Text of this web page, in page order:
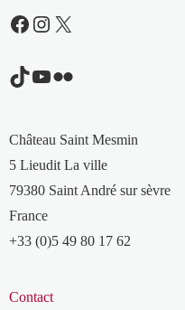
Facebook
Instagram
X
TikTok
YouTube
Flickr
Château Saint Mesmin
5 Lieudit La ville
79380 Saint André sur sèvre
France
+33 (0)5 49 80 17 62
Contact